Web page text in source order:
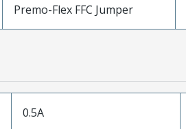
Premo-Flex FFC Jumper
0.5A